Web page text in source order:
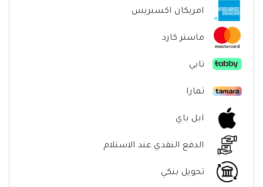
امريكان اكسبريس
ماستر كارد
تابي
تمارا
ابل باي
الدفع النقدي عند الاستلام
تحويل بنكي